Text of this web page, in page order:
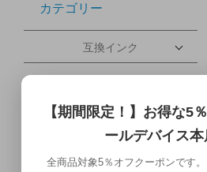
カテゴリー
互換インク
その他プリンタ
ブレードサーバー
携帯電話・タブレット
【期間限定！】お得な5
ールデバイス
全商品対象5％オフクーポンです